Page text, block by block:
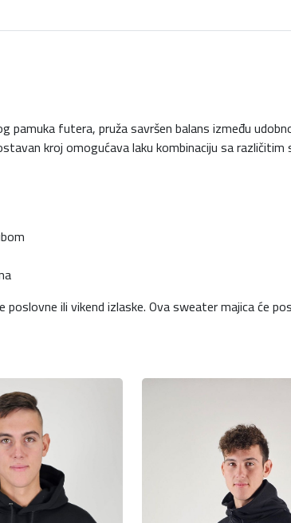
l
o
l
futera, pruža savršen balans između
kroj omogućava laku kombinaciju sa
poslovne ili vikend izlaske. Ova sweater majica će